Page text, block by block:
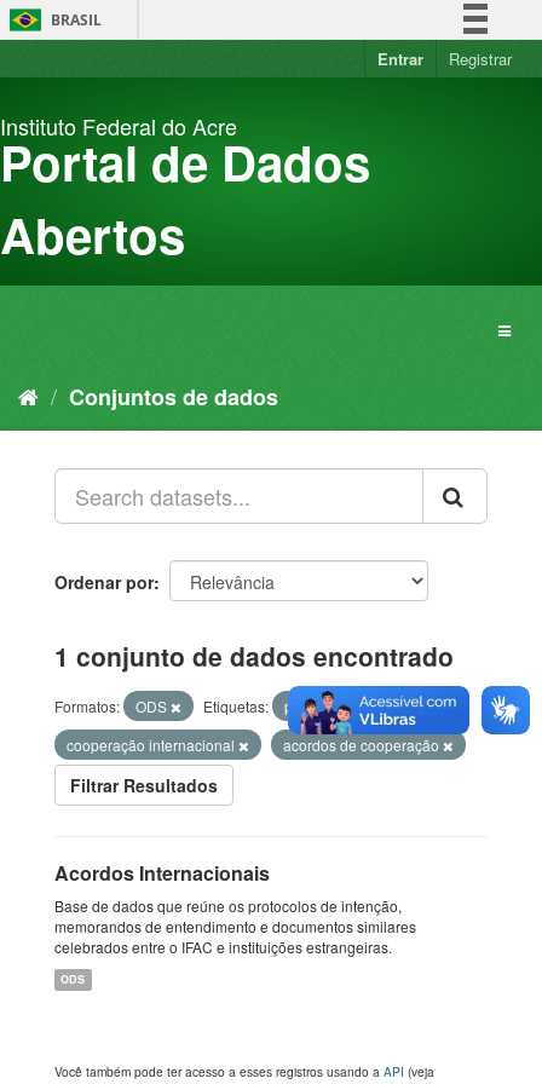
Pular
para
BRASIL
Simplifique!
Acesso à informação
Entrar Registrar
Instituto Federal do Acre
Portal de Dados
Abertos
Conjuntos de dados
Ordenar por
1 conjunto de dados encontrado
Formatos: ODS Etiquetas:
parceria
cooperação internacional
acordos de cooperação
Filtrar Resultados
Acordos Internacionais
Base de dados que reúne os protocolos de intenção,
memorandos de entendimento e documentos similares
celebrados entre o IFAC e instituições estrangeiras.
ODS
Você também pode ter acesso a esses registros usando a API (veja